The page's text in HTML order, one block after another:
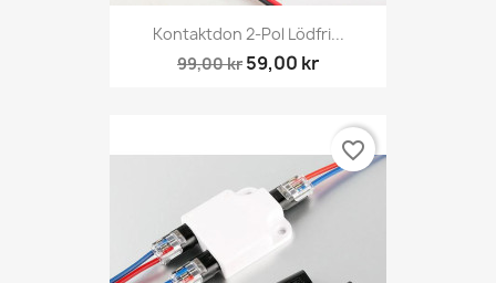
Kontaktdon 2-Pol Lödfri...
99,00 kr 59,00 kr
favorite_border